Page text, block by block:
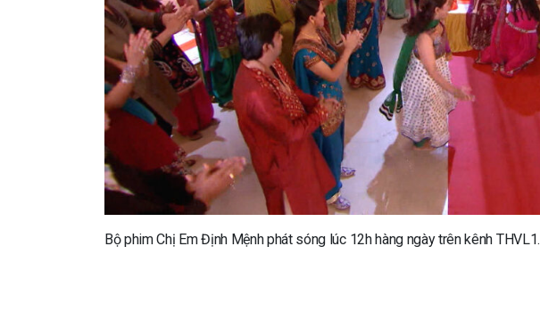
Bộ phim Chị Em Định Mệnh phát sóng lúc 12h hàng ngày trên kênh THVL1.